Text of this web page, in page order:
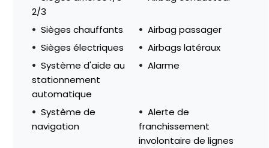
2/3
Sièges chauffants
Airbag passager
Sièges électriques
Airbags latéraux
Système d'aide au
stationnement
automatique
Alarme
Système de
navigation
Alerte de
franchissement
involontaire de lignes